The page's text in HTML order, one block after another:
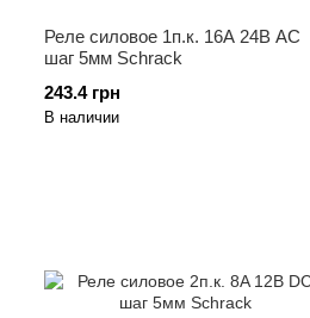
Реле силовое 1п.к. 16A 24B AC
шаг 5мм Schrack
243.4 грн
В наличии